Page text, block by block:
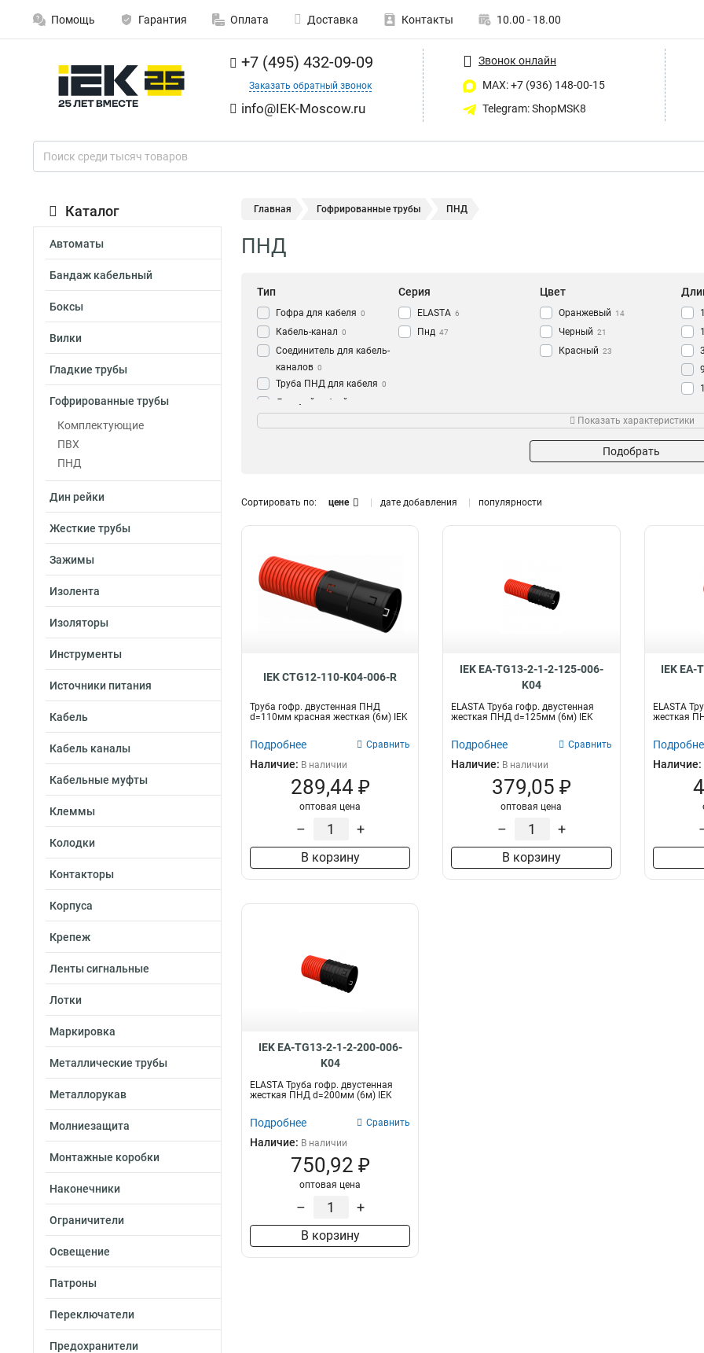
Помощь Гарантия Оплата Доставка Контакты 10.00 - 18.00
+7 (495) 432-09-09
Заказать обратный звонок
info@IEK-Moscow.ru
Звонок онлайн
MAX: +7 (936) 148-00-15
Telegram: ShopMSK8
Каталог
Автоматы
Бандаж кабельный
Боксы
Вилки
Гладкие трубы
Гофрированные трубы
Комплектующие
ПВХ
ПНД
Дин рейки
Жесткие трубы
Зажимы
Изолента
Изоляторы
Инструменты
Источники питания
Кабель
Кабель каналы
Кабельные муфты
Клеммы
Колодки
Контакторы
Корпуса
Крепеж
Ленты сигнальные
Лотки
Маркировка
Металлические трубы
Металлорукав
Молниезащита
Монтажные коробки
Наконечники
Ограничители
Освещение
Патроны
Переключатели
Предохранители
Главная Гофрированные трубы ПНД
ПНД
Тип
Гофра для кабеля 0
Кабель-канал 0
Соединитель для кабель-
каналов 0
Труба ПНД для кабеля 0
Дверной гибкий переход
Серия
ELASTA 6
Пнд 47
Цвет
Оранжевый 14
Черный 21
Красный 23
Тип трубы
Тяжелый 6 Да 28
Показать характеристики
Подобрать
Сортировать по: цене дате добавления популярности
IEK CTG12-110-K04-006-R
Труба гофр. двустенная ПНД
d=110мм красная жесткая (6м) IEK
Подробнее Сравнить
Наличие: В наличии
289,44 ₽
оптовая цена
– +
В корзину
IEK EA-TG13-2-1-2-125-006-
K04
ELASTA Труба гофр. двустенная
жесткая ПНД d=125мм (6м) IEK
Подробнее Сравнить
Наличие: В наличии
379,05 ₽
оптовая цена
– +
В корзину
IEK EA-
ELASTA
жесткая
Наличие:
IEK EA-TG13-2-1-2-200-006-
K04
ELASTA Труба гофр. двустенная
жесткая ПНД d=200мм (6м) IEK
Подробнее Сравнить
Наличие: В наличии
750,92 ₽
оптовая цена
– +
В корзину